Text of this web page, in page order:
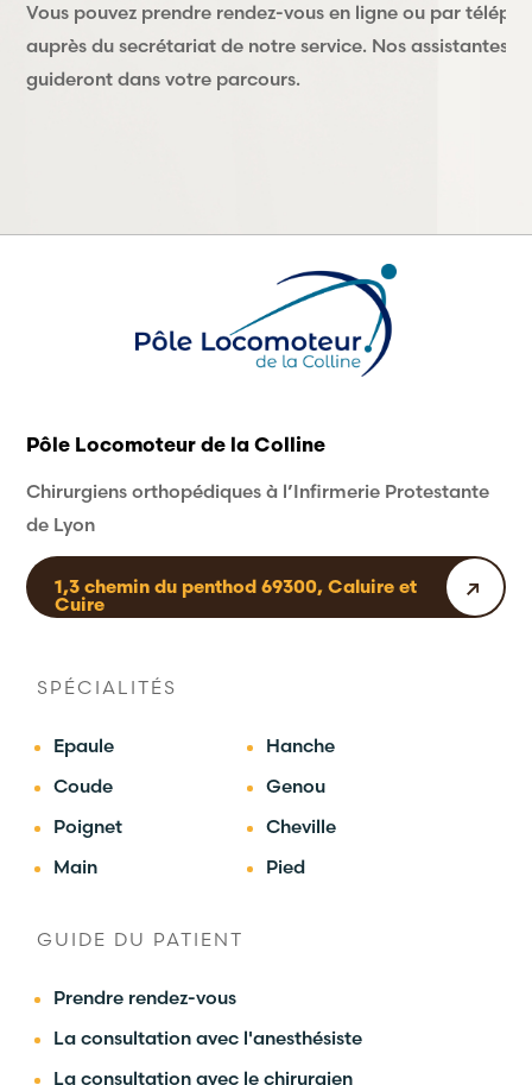
Vous pouvez prendre rendez-vous en ligne ou par
auprès du secrétariat de notre service. Nos assistantes
guideront dans votre parcours.
Pôle Locomoteur de la Colline
Chirurgiens orthopédiques à l’Infirmerie Protestante
de Lyon
1,3 chemin du penthod 69300, Caluire et
Cuire
SPÉCIALITÉS
Epaule
Hanche
Coude
Genou
Poignet
Cheville
Main
Pied
GUIDE DU PATIENT
Prendre rendez-vous
La consultation avec l'anesthésiste
La consultation avec le chirurgien